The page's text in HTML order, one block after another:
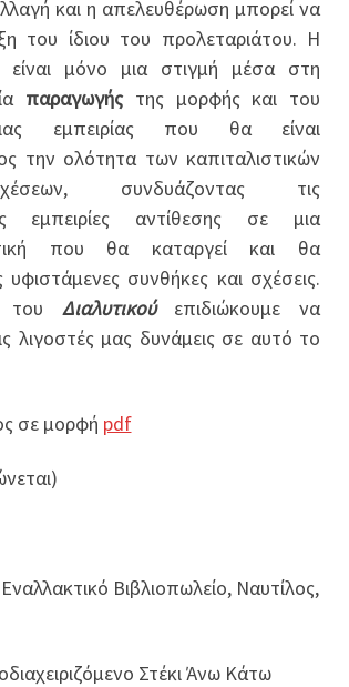
και η απελευθέρωση μπορεί να
του ίδιου του προλεταριάτου. Η
είναι μόνο μια στιγμή μέσα στη
παραγωγήςτης μορφής και του
εμπειρίας που θα είναι
την ολότητα των καπιταλιστικών
συνδυάζοντας τις
εμπειρίες αντίθεσης σε μια
που θα καταργεί και θα
υφιστάμενες συνθήκες και σχέσεις.
του Διαλυτικούεπιδιώκουμε να
λιγοστές μας δυνάμεις σε αυτό το
σε μορφή pdf
Βιβλιοπωλείο, Ναυτίλος,
Στέκι Άνω Κάτω